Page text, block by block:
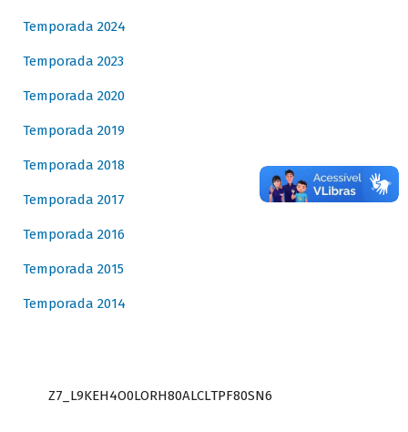
Temporada 2024
Temporada 2023
Temporada 2020
Temporada 2019
Temporada 2018
Temporada 2017
Temporada 2016
Temporada 2015
Temporada 2014
Z7_L9KEH4O0LORH80ALCLTPF80SN6